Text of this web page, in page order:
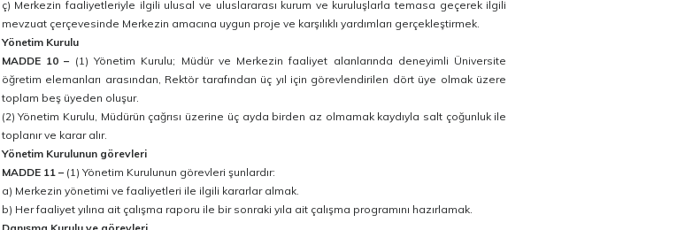
ç) Merkezin faaliyetleriyle ilgili ulusal ve uluslararası kurum ve kuruluşlarla temasa geçerek ilgili
mevzuat çerçevesinde Merkezin amacına uygun proje ve karşılıklı yardımları gerçekleştirmek.
Yönetim Kurulu
MADDE 10 – (1) Yönetim Kurulu; Müdür ve Merkezin faaliyet alanlarında deneyimli Üniversite
öğretim elemanları arasından, Rektör tarafından üç yıl için görevlendirilen dört üye olmak üzere
toplam beş üyeden oluşur.
(2) Yönetim Kurulu, Müdürün çağrısı üzerine üç ayda birden az olmamak kaydıyla salt çoğunluk ile
toplanır ve karar alır.
Yönetim Kurulunun görevleri
MADDE 11 –(1) Yönetim Kurulunun görevleri şunlardır:
a) Merkezin yönetimi ve faaliyetleri ile ilgili kararlar almak.
b) Her faaliyet yılına ait çalışma raporu ile bir sonraki yıla ait çalışma programını hazırlamak.